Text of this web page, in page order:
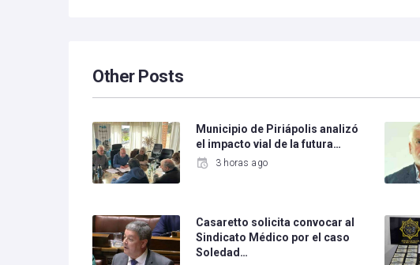
Other Posts
Municipio de Piriápolis analizó
el impacto vial de la futura…
3 horas ago
Casaretto solicita convocar al
Sindicato Médico por el caso
Soledad…